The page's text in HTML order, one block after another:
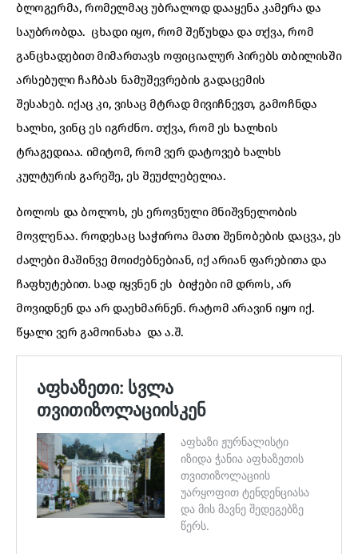
ბლოგერმა, რომელმაც უბრალოდ დააყენა კამერა და
საუბრობდა. ცხადი იყო, რომ შეწუხდა და თქვა, რომ
განცხადებით მიმართავს ოფიციალურ პირებს თბილისში
არსებული ჩაჩბას ნამუშევრების გადაცემის
შესახებ. იქაც კი, ვისაც მტრად მივიჩნევთ, გამოჩნდა
ხალხი, ვინც ეს იგრძნო. თქვა, რომ ეს ხალხის
ტრაგედიაა. იმიტომ, რომ ვერ დატოვებ ხალხს
კულტურის გარეშე, ეს შეუძლებელია.
ბოლოს და ბოლოს, ეს ეროვნული მნიშვნელობის
მოვლენაა. როდესაც საჭიროა მათი შენობების დაცვა, ეს
ძალები მაშინვე მოიძებნებიან, იქ არიან ფარებითა და
ჩაფხუტებით. სად იყვნენ ეს ბიჭები იმ დროს, არ
მოვიდნენ და არ დაეხმარნენ. რატომ არავინ იყო იქ.
წყალი ვერ გამოინახა და ა.შ.